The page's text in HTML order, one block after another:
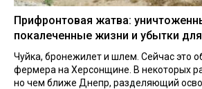
Прифронтовая жатва:
покалеченные жизни и убытки
Чуйка, бронежилет и шлем. Сейчас это
фермера на Херсонщине. В некоторых
но чем ближе Днепр, разделяющий